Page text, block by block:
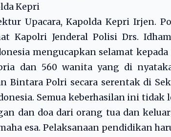
Kepri
Upacara, Kapolda Kepri Irjen.
Kapolri Jenderal Polisi Drs.
mengucapkan selamat
dan 560 wanita yang di
Bintara Polri secara serentak di
Semua keberhasilan ini tidak
dan doa dari orang tua dan
esa. Pelaksanaan pendidikan